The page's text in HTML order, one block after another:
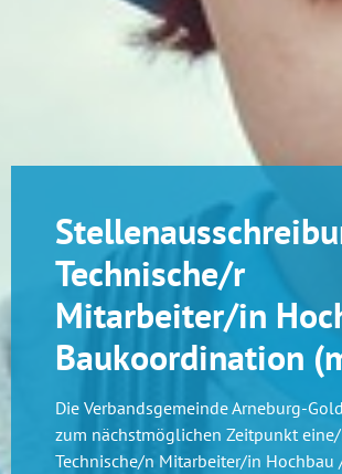
Technische/r
Mitarbeiter/in
Baukoordination
Die Verbandsgemeinde Arneburg-
zum nächstmöglichen Zeitpunkt
Technische/n Mitarbeiter/in Hochbau